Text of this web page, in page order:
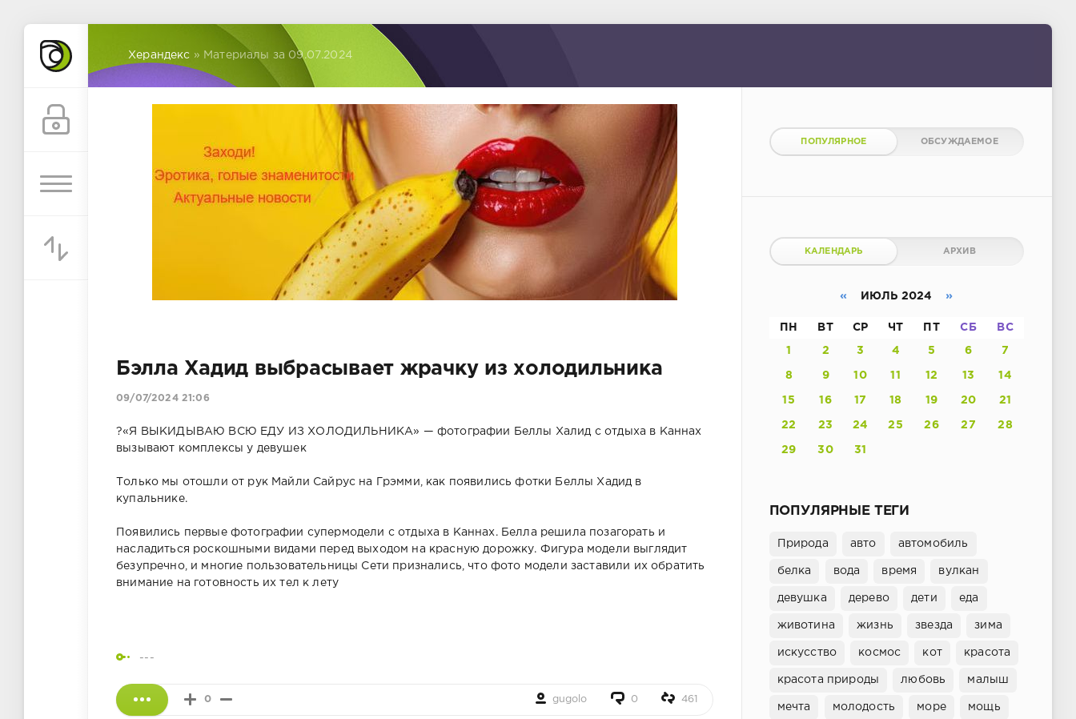
Херандекс » Материалы за 09.07.2024
Бэлла Хадид выбрасывает жрачку из холодильника
09/07/2024 21:06
?«Я ВЫКИДЫВАЮ ВСЮ ЕДУ ИЗ ХОЛОДИЛЬНИКА» — фотографии Беллы Халид с отдыха в Каннах
вызывают комплексы у девушек
Только мы отошли от рук Майли Сайрус на Грэмми, как появились фотки Беллы Хадид в
купальнике.
Появились первые фотографии супермодели с отдыха в Каннах. Белла решила позагорать и
насладиться роскошными видами перед выходом на красную дорожку. Фигура модели выглядит
безупречно, и многие пользовательницы Сети признались, что фото модели заставили их обратить
внимание на готовность их тел к лету
---
0 gugolo 0 461
ПОПУЛЯРНОЕ ОБСУЖДАЕМОЕ
КАЛЕНДАРЬ АРХИВ
« ИЮЛЬ 2024 »
ПН ВТ СР ЧТ ПТ СБ ВС
1 2 3 4 5 6 7
8 9 10 11 12 13 14
15 16 17 18 19 20 21
22 23 24 25 26 27 28
29 30 31
ПОПУЛЯРНЫЕ ТЕГИ
Природа авто автомобиль
белка вода время вулкан
девушка дерево дети еда
животина жизнь звезда зима
искусство космос кот красота
красота природы любовь малыш
мечта молодость море мощь